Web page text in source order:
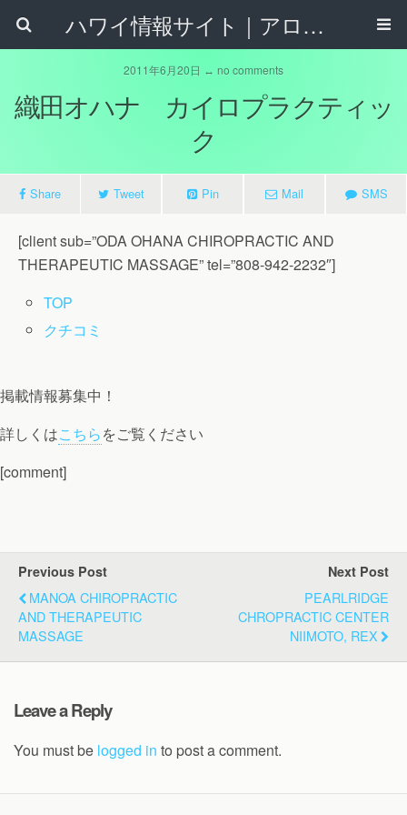
ハワイ情報サイト｜アロハタウンネット
2011年6月20日 ↔ no comments
織田オハナ カイロプラクティッ
ク
Share Tweet Pin Mail SMS
[client sub=”ODA OHANA CHIROPRACTIC AND
THERAPEUTIC MASSAGE” tel=”808-942-2232″]
TOP
クチコミ
掲載情報募集中！
詳しくはこちらをご覧ください
[comment]
Previous Post
MANOA CHIROPRACTIC
AND THERAPEUTIC
MASSAGE
Next Post
PEARLRIDGE
CHROPRACTIC CENTER
NIIMOTO, REX
Leave a Reply
You must be logged in to post a comment.